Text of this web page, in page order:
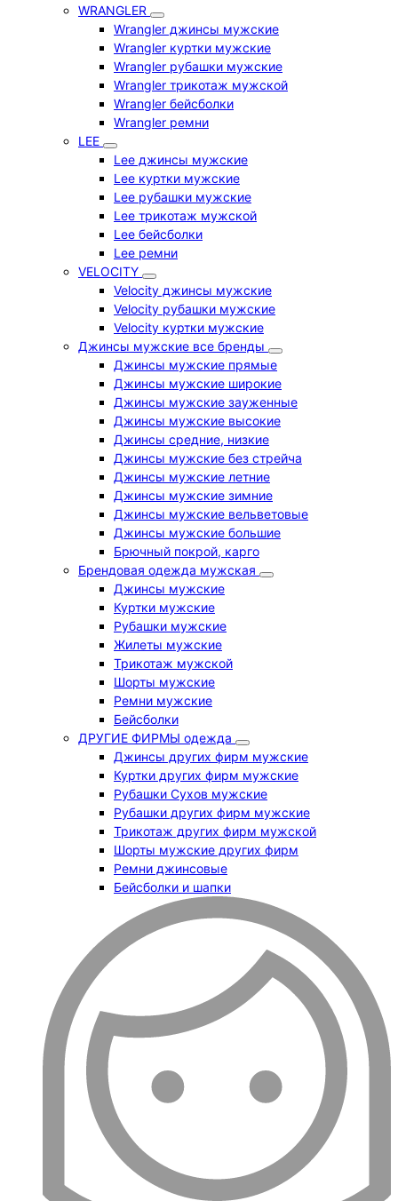
WRANGLER
Wrangler джинсы мужские
Wrangler куртки мужские
Wrangler рубашки мужские
Wrangler трикотаж мужской
Wrangler бейсболки
Wrangler ремни
LEE
Lee джинсы мужские
Lee куртки мужские
Lee рубашки мужские
Lee трикотаж мужской
Lee бейсболки
Lee ремни
VELOCITY
Velocity джинсы мужские
Velocity рубашки мужские
Velocity куртки мужские
Джинсы мужские все бренды
Джинсы мужские прямые
Джинсы мужские широкие
Джинсы мужские зауженные
Джинсы мужские высокие
Джинсы средние, низкие
Джинсы мужские без стрейча
Джинсы мужские летние
Джинсы мужские зимние
Джинсы мужские вельветовые
Джинсы мужские большие
Брючный покрой, карго
Брендовая одежда мужская
Джинсы мужские
Куртки мужские
Рубашки мужские
Жилеты мужские
Трикотаж мужской
Шорты мужские
Ремни мужские
Бейсболки
ДРУГИЕ ФИРМЫ одежда
Джинсы других фирм мужские
Куртки других фирм мужские
Рубашки Сухов мужские
Рубашки других фирм мужские
Трикотаж других фирм мужской
Шорты мужские других фирм
Ремни джинсовые
Бейсболки и шапки